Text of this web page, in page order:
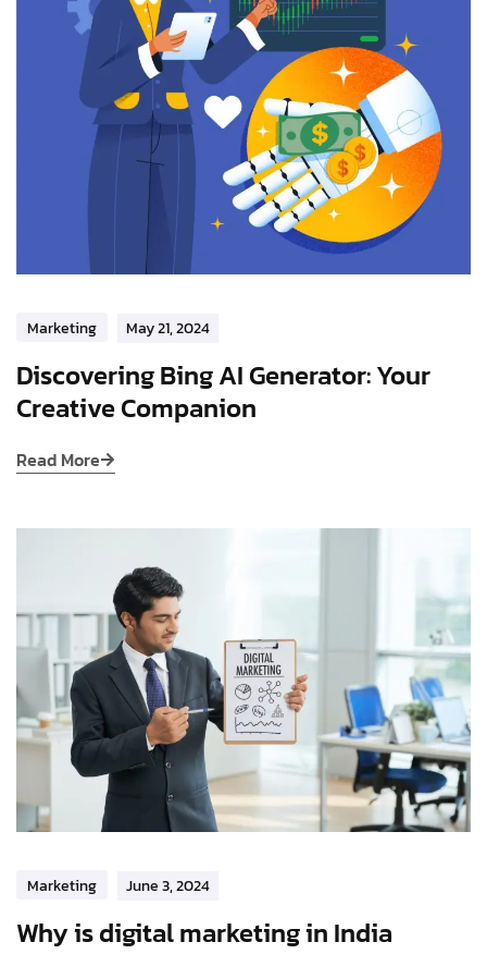
Marketing May 21, 2024
Discovering Bing AI Generator: Your
Creative Companion
Read More
Marketing June 3, 2024
Why is digital marketing in India